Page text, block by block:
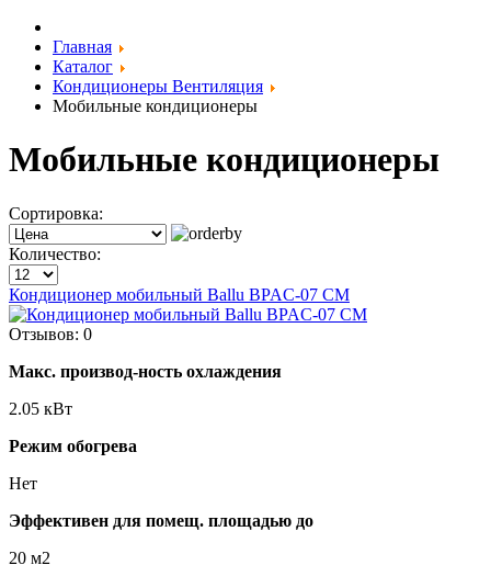
Главная
Каталог
Кондиционеры Вентиляция
Мобильные кондиционеры
Мобильные кондиционеры
Сортировка:
Количество:
Кондиционер мобильный Ballu BPAC-07 CM
Отзывов: 0
Макс. производ-ность охлаждения
2.05 кВт
Режим обогрева
Нет
Эффективен для помещ. площадью до
20 м2